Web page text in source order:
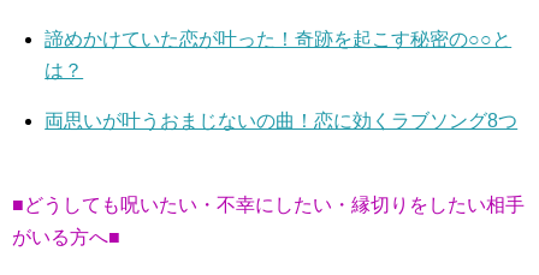
諦めかけていた恋が叶った！奇跡を起こす秘密の○○と
は？
両思いが叶うおまじないの曲！恋に効くラブソング8つ
■どうしても呪いたい・不幸にしたい・縁切りをしたい相手
がいる方へ■